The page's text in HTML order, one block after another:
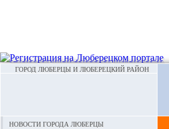
ГОРОД ЛЮБЕРЦЫ И ЛЮБЕРЕЦКИЙ РАЙОН
Новости города Люберцы